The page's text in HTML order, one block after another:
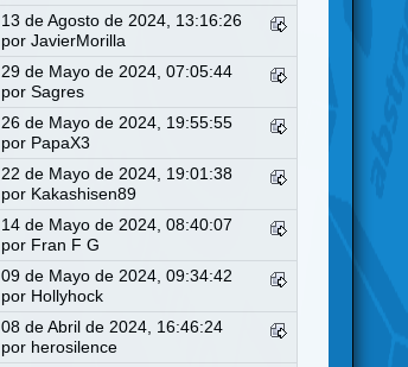
13 de Agosto de 2024, 13:16:26
porJavierMorilla
29 de Mayo de 2024, 07:05:44
porSagres
26 de Mayo de 2024, 19:55:55
por PapaX3
22 de Mayo de 2024, 19:01:38
por Kakashisen89
14 de Mayo de 2024, 08:40:07
por Fran F G
09 de Mayo de 2024, 09:34:42
por Hollyhock
08 de Abril de 2024, 16:46:24
por herosilence